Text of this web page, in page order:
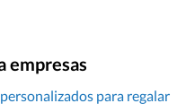
empresas
para regalar